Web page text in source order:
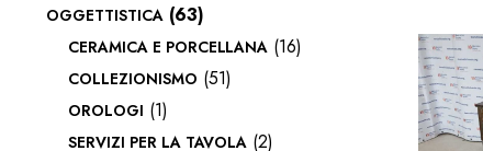
OGGETTISTICA (63)
CERAMICA E PORCELLANA (16)
COLLEZIONISMO (51)
OROLOGI (1)
SERVIZI PER LA TAVOLA (2)